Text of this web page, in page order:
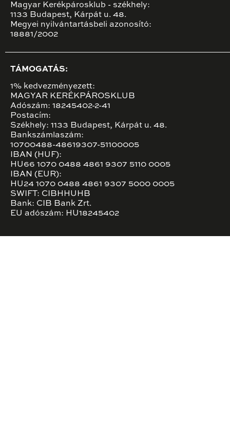
Magyar Kerékpárosklub - székhely:
1133 Budapest, Kárpát u. 48.
Megyei nyilvántartásbeli azonosító:
18881/2002
TÁMOGATÁS:
1% kedvezményezett:
MAGYAR KERÉKPÁROSKLUB
Adószám: 18245402-2-41
Postacím:
Székhely: 1133 Budapest, Kárpát u. 48.
Bankszámlaszám:
10700488-48619307-51100005
IBAN (HUF):
HU66 1070 0488 4861 9307 5110 0005
IBAN (EUR):
HU24 1070 0488 4861 9307 5000 0005
SWIFT: CIBHHUHB
Bank: CIB Bank Zrt.
EU adószám: HU18245402